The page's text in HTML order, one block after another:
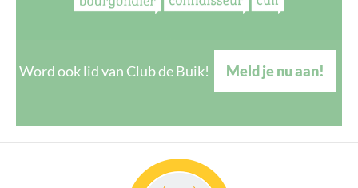
Word ook lid van Club de Buik! Meld je nu aan!